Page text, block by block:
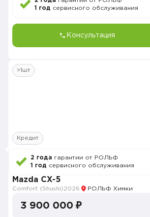
1 год сервисного обслуживания
Консультация
>1шт
Кредит
2 года гарантии от РОЛЬФ
1 год сервисного обслуживания
Mazda CX-5
Comfort (Shushi)2026 РОЛЬФ Химки
3 900 000 ₽